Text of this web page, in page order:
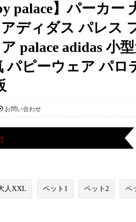
palace】パーカー
ディダス パレス
palace adidas 小
パピーウェア パロ
お問い合わせ
人XXL ペット1 ペット2 ペ